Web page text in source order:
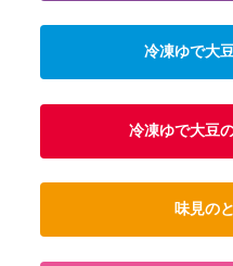
冷凍ゆで大
冷凍ゆで大豆
味見の